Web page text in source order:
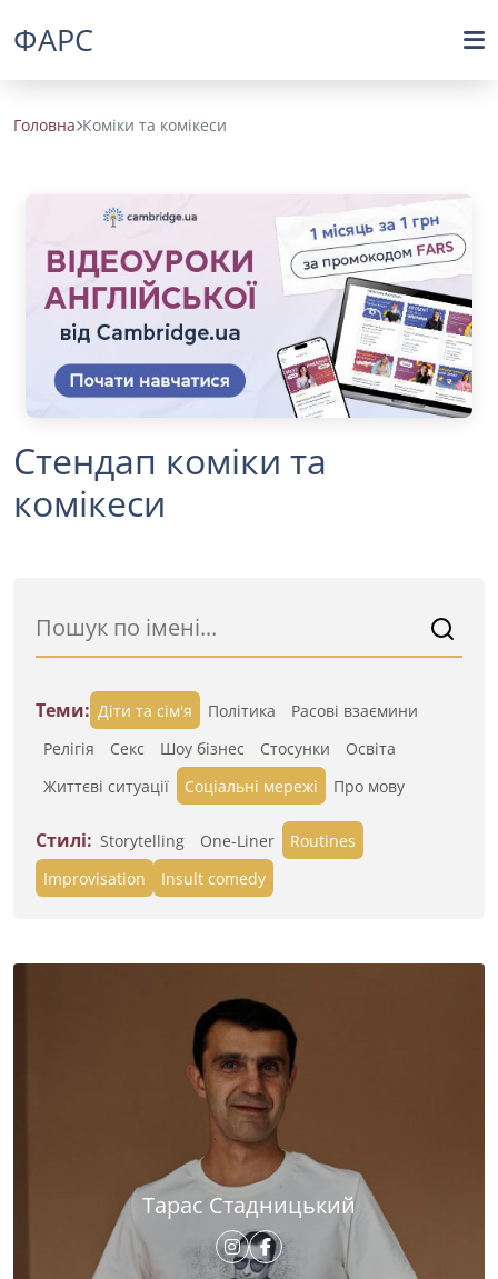
ФАРС
Головна Коміки та комікеси
Стендап коміки та
комікеси
Теми: Діти та сім'я Політика
Расові взаємини
Релігія
Секс Шоу бізнес Стосунки
Освіта
Життєві ситуації
Cоціальні мережі Про мову
Стилі: Storytelling One-Liner
Routines
Improvisation
Insult comedy
Тарас Стадницький